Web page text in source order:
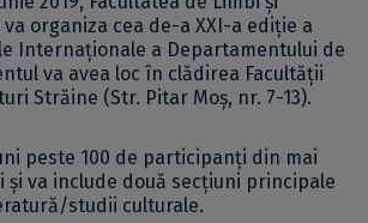
organiza cea de-a XXI-a ediție a
Internaționale a Departamentului de
va avea loc în clădirea Facultății
Străine (Str. Pitar Moș, nr. 7-13).
peste 100 de participanţi din mai
și va include două secţiuni principale
studii culturale.